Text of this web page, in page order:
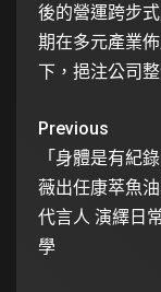
後的營運跨步
期在多元產業
下，挹注公司
Previous
「身體是有紀
薇出任康萃魚
代言人 演繹日
學